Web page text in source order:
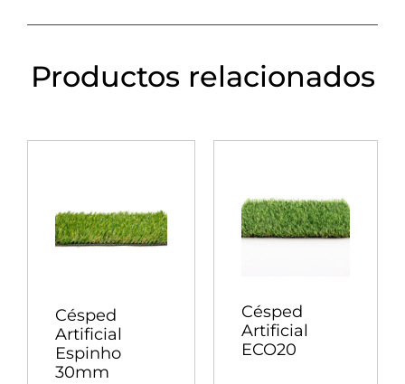
Productos relacionados
Césped
Artificial
Espinho
30mm
Césped
Artificial
ECO20